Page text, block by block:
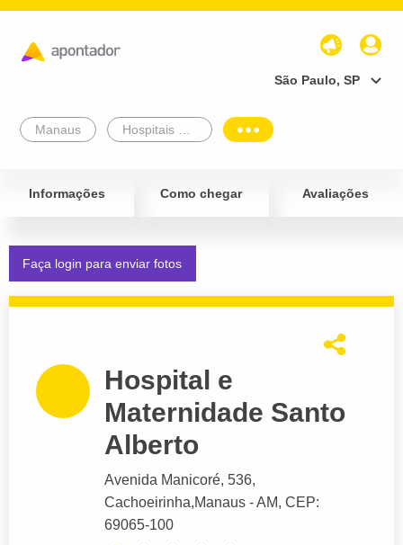
São Paulo, SP
Manaus
Informações Como chegar Avaliações
Faça login para enviar fotos
Hospital e
Maternidade Santo
Alberto
Avenida Manicoré, 536,
Cachoeirinha,Manaus - AM, CEP:
69065-100